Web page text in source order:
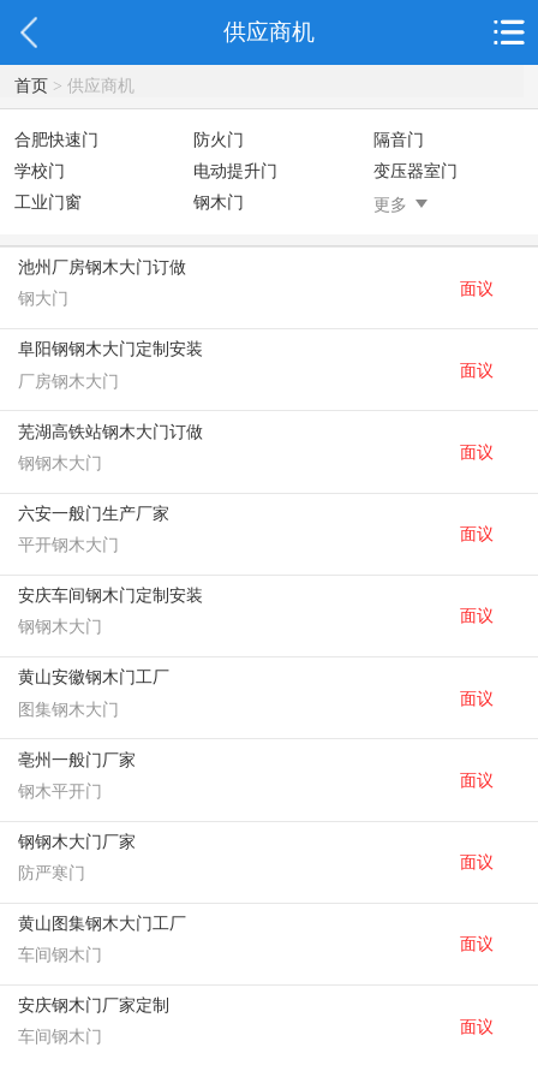
供应商机
首页> 供应商机
合肥快速门 防火门
隔音门
学校门
电动提升门
变压器室门
工业门窗
钢木门
智能道闸
钢大门
提升门
更多
池州厂房钢木大门订做
钢大门
面议
阜阳钢钢木大门定制安装
厂房钢木大门
面议
芜湖高铁站钢木大门订做
钢钢木大门
面议
六安一般门生产厂家
平开钢木大门
面议
安庆车间钢木门定制安装
钢钢木大门
面议
黄山安徽钢木门工厂
图集钢木大门
面议
亳州一般门厂家
钢木平开门
面议
钢钢木大门厂家
防严寒门
面议
黄山图集钢木大门工厂
车间钢木门
面议
安庆钢木门厂家定制
车间钢木门
面议